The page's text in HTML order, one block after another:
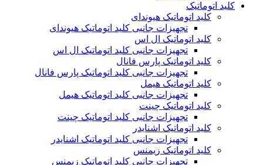
کلید اتوماتیک
کلید اتوماتیک هیوندای
تجهیزات جانبی کلید اتوماتیک هیوندای
کلید اتوماتیک ال اس
تجهیزات جانبی کلید اتوماتیک ال اس
کلید اتوماتیک پارس فانال
تجهیزات جانبی کلید اتوماتیک پارس فانال
کلید اتوماتیک هیمل
تجهیزات جانبی کلید اتوماتیک هیمل
کلید اتوماتیک چینت
تجهیزات جانبی کلید اتوماتیک چینت
کلید اتوماتیک اشنایدر
تجهیزات جانبی کلید اتوماتیک اشنایدر
کلید اتوماتیک زیمنس
تجهیزات جانبی کلید اتوماتیک زیمنس